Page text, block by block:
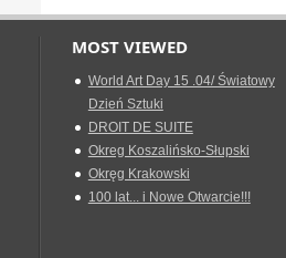
MOST VIEWED
World Art Day 15 .04/ Światowy
Dzień Sztuki
DROIT DE SUITE
Okreg Koszalińsko-Słupski
Okręg Krakowski
100 lat... i Nowe Otwarcie!!!